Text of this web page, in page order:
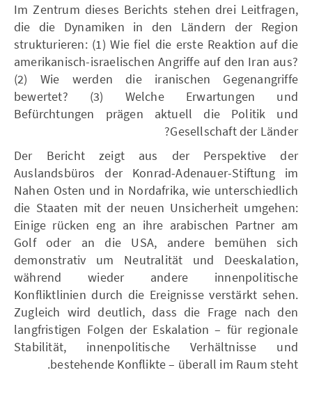
Im Zentrum dieses Berichts stehen drei Leitfragen,
die die Dynamiken in den Ländern der Region
strukturieren: (1) Wie fiel die erste Reaktion auf die
amerikanisch-israelischen Angriffe auf den Iran aus?
(2) Wie werden die iranischen Gegenangriffe
bewertet? (3) Welche Erwartungen und
Befürchtungen prägen aktuell die Politik und
Gesellschaft der Länder?
Der Bericht zeigt aus der Perspektive der
Auslandsbüros der Konrad-Adenauer-Stiftung im
Nahen Osten und in Nordafrika, wie unterschiedlich
die Staaten mit der neuen Unsicherheit umgehen:
Einige rücken eng an ihre arabischen Partner am
Golf oder an die USA, andere bemühen sich
demonstrativ um Neutralität und Deeskalation,
während wieder andere innenpolitische
Konfliktlinien durch die Ereignisse verstärkt sehen.
Zugleich wird deutlich, dass die Frage nach den
langfristigen Folgen der Eskalation – für regionale
Stabilität, innenpolitische Verhältnisse und
bestehende Konflikte – überall im Raum steht.